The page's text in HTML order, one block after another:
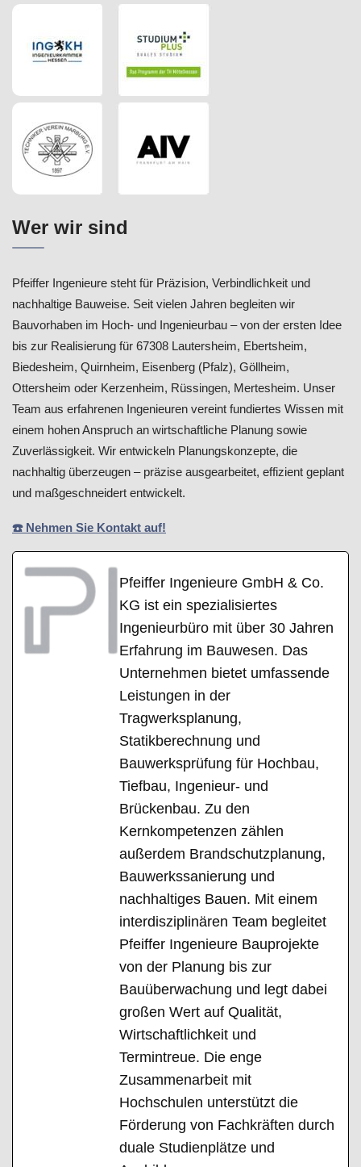
Wer wir sind
Pfeiffer Ingenieure steht für Präzision, Verbindlichkeit und
nachhaltige Bauweise. Seit vielen Jahren begleiten wir
Bauvorhaben im Hoch- und Ingenieurbau – von der ersten Idee
bis zur Realisierung für 67308 Lautersheim, Ebertsheim,
Biedesheim, Quirnheim, Eisenberg (Pfalz), Göllheim,
Ottersheim oder Kerzenheim, Rüssingen, Mertesheim. Unser
Team aus erfahrenen Ingenieuren vereint fundiertes Wissen mit
einem hohen Anspruch an wirtschaftliche Planung sowie
Zuverlässigkeit. Wir entwickeln Planungskonzepte, die
nachhaltig überzeugen – präzise ausgearbeitet, effizient geplant
und maßgeschneidert entwickelt.
☎️ Nehmen Sie Kontakt auf!
Pfeiffer Ingenieure GmbH & Co.
KG ist ein spezialisiertes
Ingenieurbüro mit über 30 Jahren
Erfahrung im Bauwesen. Das
Unternehmen bietet umfassende
Leistungen in der
Tragwerksplanung,
Statikberechnung und
Bauwerksprüfung für Hochbau,
Tiefbau, Ingenieur- und
Brückenbau. Zu den
Kernkompetenzen zählen
außerdem Brandschutzplanung,
Bauwerkssanierung und
nachhaltiges Bauen. Mit einem
interdisziplinären Team begleitet
Pfeiffer Ingenieure Bauprojekte
von der Planung bis zur
Bauüberwachung und legt dabei
großen Wert auf Qualität,
Wirtschaftlichkeit und
Termintreue. Die enge
Zusammenarbeit mit
Hochschulen unterstützt die
Förderung von Fachkräften durch
duale Studienplätze und